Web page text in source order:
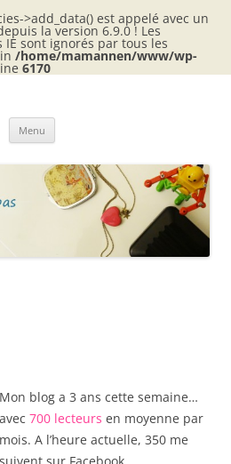
>add_data() est appelé avec un
la version 6.9.0 ! Les
sont ignorés par tous les
/home/mamannen/www/wp-
6170
Menu
Mon blog a 3 ans cette semaine…
avec 700 lecteurs en moyenne par
mois. A l’heure actuelle, 350 me